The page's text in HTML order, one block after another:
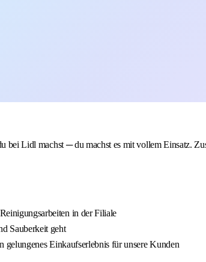
Lidl machst ─ du machst es mit vollem Einsatz.
in der Filiale
Sauberkeit geht
Einkaufserlebnis für unsere Kunden